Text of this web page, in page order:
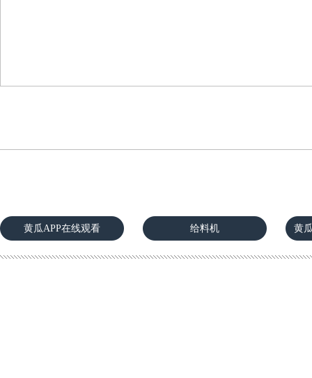
黄瓜APP在线观看 给料机 黄